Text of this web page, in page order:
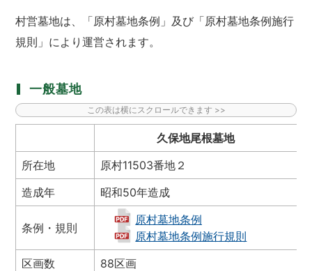
村営墓地は、「原村墓地条例」及び「原村墓地条例施行
規則」により運営されます。
一般墓地
久保地尾根墓地
所在地
原村11503番地２
造成年
昭和50年造成
条例・規則
原村墓地条例
原村墓地条例施行規則
区画数
88区画